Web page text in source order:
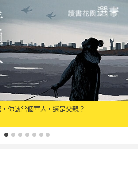
你該當個軍人，還是父親？